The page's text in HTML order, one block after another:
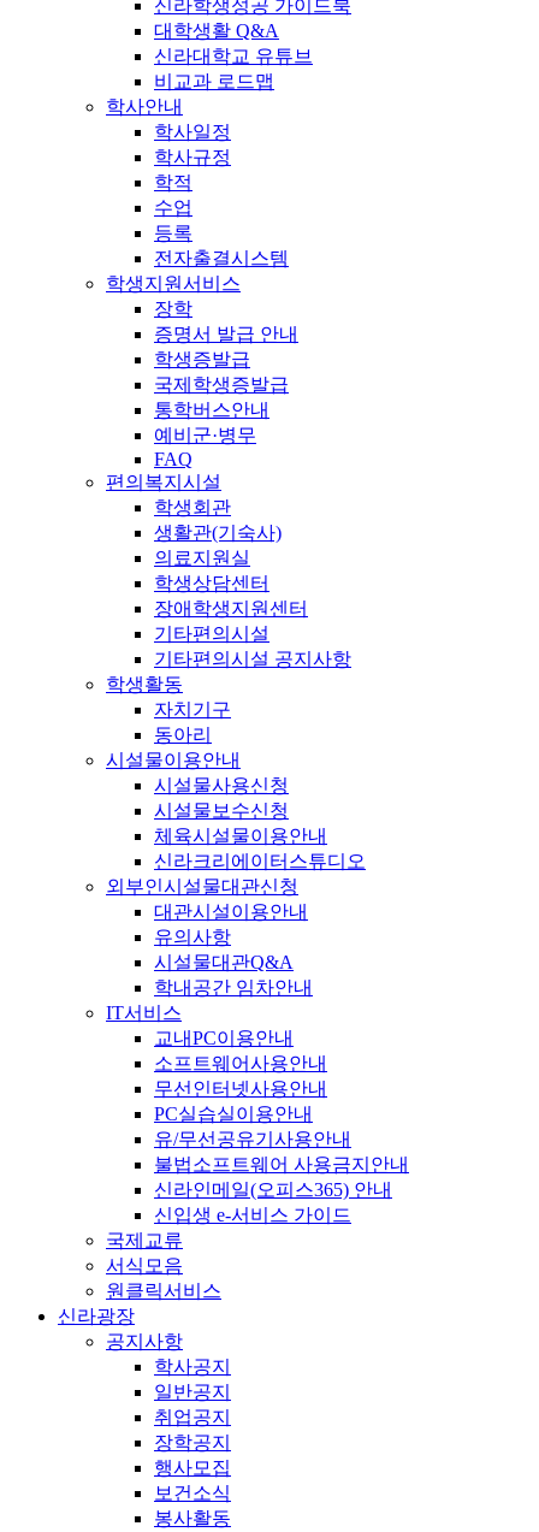
신라학생성공 가이드북
대학생활 Q&A
신라대학교 유튜브
비교과 로드맵
학사안내
학사일정
학사규정
학적
수업
등록
전자출결시스템
학생지원서비스
장학
증명서 발급 안내
학생증발급
국제학생증발급
통학버스안내
예비군·병무
FAQ
편의복지시설
학생회관
생활관(기숙사)
의료지원실
학생상담센터
장애학생지원센터
기타편의시설
기타편의시설 공지사항
학생활동
자치기구
동아리
시설물이용안내
시설물사용신청
시설물보수신청
체육시설물이용안내
신라크리에이터스튜디오
외부인시설물대관신청
대관시설이용안내
유의사항
시설물대관Q&A
학내공간 임차안내
IT서비스
교내PC이용안내
소프트웨어사용안내
무선인터넷사용안내
PC실습실이용안내
유/무선공유기사용안내
불법소프트웨어 사용금지안내
신라인메일(오피스365) 안내
신입생 e-서비스 가이드
국제교류
서식모음
원클릭서비스
신라광장
공지사항
학사공지
일반공지
취업공지
장학공지
행사모집
보건소식
봉사활동